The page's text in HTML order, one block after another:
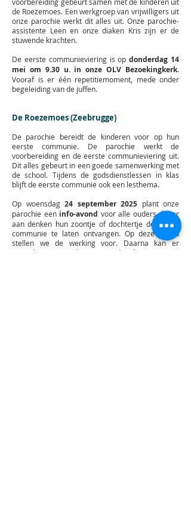
de Roezemoes. Een werkgroep van vrijwilligers uit
onze parochie werkt dit alles uit. Onze parochie-
assistente Leen en onze diaken Kris zijn er de
stuwende krachten.
De eerste communieviering is opdonderdag 14
mei om 9.30 u. in onze OLV Bezoekingkerk.
Vooraf is er één repetitiemoment, mede onder
begeleiding van de juffen.
De Roezemoes (Zeebrugge)
De parochie bereidt de kinderen voor op hun
eerste communie. De parochie werkt de
voorbereiding en de eerste communieviering uit.
Dit alles gebeurt in een goede samenwerking met
de school. Tijdens de godsdienstlessen in klas
blijft de eerste communie ook een lesthema.
Op woensdag 24 september 2025 plant onze
parochie een info-avond voor alle ouders die er
aan denken hun zoontje of dochtertje de eerste
communie te laten ontvangen. Op deze avond
stellen we de werking voor. Daarna kan er
ingeschreven worden. We vinden het trouwens